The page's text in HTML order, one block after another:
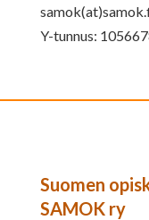
Y-tunnus:
Suomen
SAMOK ry